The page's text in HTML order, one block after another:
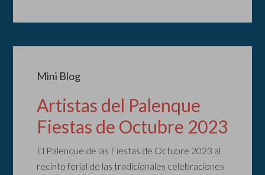
Mini Blog
Artistas del Palenque
Fiestas de Octubre 2023
El Palenque de las Fiestas de Octubre 2023 al
recinto ferial de las tradicionales celebraciones